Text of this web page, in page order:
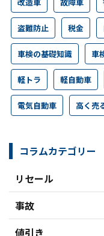
盗難防止 税金
車検の基礎知識 車
軽トラ 軽自動車
電気自動車 高く売
コラムカテゴリー
リセール
事故
値引き